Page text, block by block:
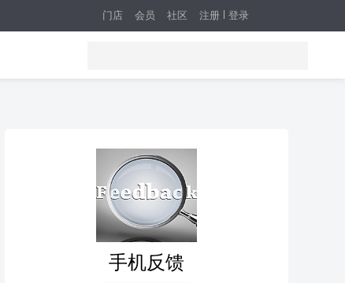
注册 登录
门店 会员 社区
手机反馈